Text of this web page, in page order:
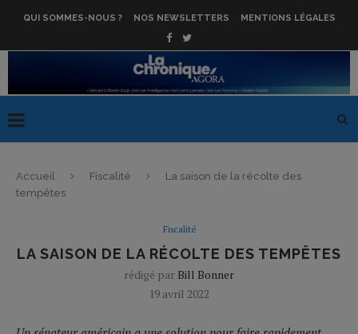
QUI SOMMES-NOUS ? NOS NEWSLETTERS MENTIONS LÉGALES
Accueil Fiscalité
La saison de la récolte des
tempêtes
Fiscalité
LA SAISON DE LA RÉCOLTE DES TEMPÊTES
rédigé par Bill Bonner
19 avril 2022